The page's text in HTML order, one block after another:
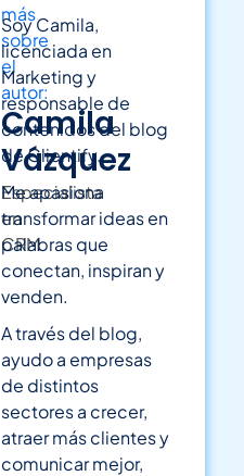
más
sobre
el
autor:
Camila
Vázquez
Especialista
en
CRM
Soy Camila,
licenciada en
Marketing y
responsable de
contenidos del blog
de Clientify.
Me apasiona
transformar ideas en
palabras que
conectan, inspiran y
venden.
A través del blog,
ayudo a empresas
de distintos
sectores a crecer,
atraer más clientes y
comunicar mejor,